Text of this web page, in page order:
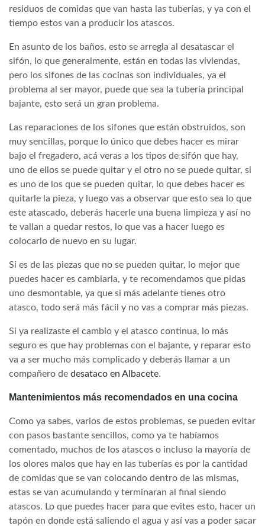
residuos de comidas que van hasta las tuberías, y ya con el
tiempo estos van a producir los atascos.
En asunto de los baños, esto se arregla al desatascar el
sifón, lo que generalmente, están en todas las viviendas,
pero los sifones de las cocinas son individuales, ya el
problema al ser mayor, puede que sea la tubería principal
bajante, esto será un gran problema.
Las reparaciones de los sifones que están obstruidos, son
muy sencillas, porque lo único que debes hacer es mirar
bajo el fregadero, acá veras a los tipos de sifón que hay,
uno de ellos se puede quitar y el otro no se puede quitar, si
es uno de los que se pueden quitar, lo que debes hacer es
quitarle la pieza, y luego vas a observar que esto sea lo que
este atascado, deberás hacerle una buena limpieza y así no
te vallan a quedar restos, lo que vas a hacer luego es
colocarlo de nuevo en su lugar.
Si es de las piezas que no se pueden quitar, lo mejor que
puedes hacer es cambiarla, y te recomendamos que pidas
uno desmontable, ya que si más adelante tienes otro
atasco, todo será más fácil y no vas a comprar más piezas.
Si ya realizaste el cambio y el atasco continua, lo más
seguro es que hay problemas con el bajante, y reparar esto
va a ser mucho más complicado y deberás llamar a un
compañero de desataco en Albacete.
Mantenimientos más recomendados en una cocina
Como ya sabes, varios de estos problemas, se pueden evitar
con pasos bastante sencillos, como ya te habíamos
comentado, muchos de los atascos o incluso la mayoría de
los olores malos que hay en las tuberías es por la cantidad
de comidas que se van colocando dentro de las mismas,
estas se van acumulando y terminaran al final siendo
atascos. Lo que puedes hacer para que evites esto, hacer un
tapón en donde está saliendo el agua y así vas a poder sacar